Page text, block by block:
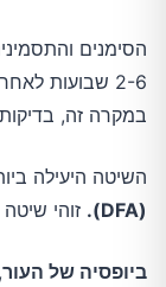
הסימנים
2-6 שבועות
במקרה זה,
השיטה היעילה
(DFA).
זוהי
ביופסיה של העור